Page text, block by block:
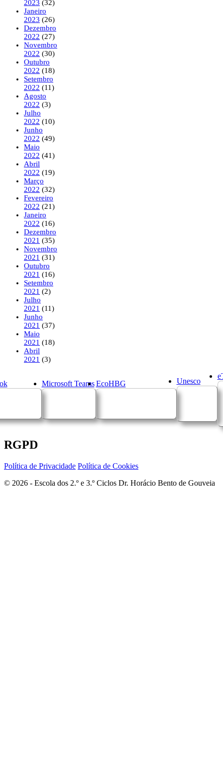
2023 (32)
Janeiro
2023 (26)
Dezembro
2022 (27)
Novembro
2022 (30)
Outubro
2022 (18)
Setembro
2022 (11)
Agosto
2022 (3)
Julho
2022 (10)
Junho
2022 (49)
Maio
2022 (41)
Abril
2022 (19)
Março
2022 (32)
Fevereiro
2022 (21)
Janeiro
2022 (16)
Dezembro
2021 (35)
Novembro
2021 (31)
Outubro
2021 (16)
Setembro
2021 (2)
Julho
2021 (11)
Junho
2021 (37)
Maio
2021 (18)
Abril
2021 (3)
Microsoft Teams EcoHBG Unesco
RGPD
Política de Privacidade Política de Cookies
© 2026 - Escola dos 2.º e 3.º Ciclos Dr. Horácio Bento de Gouveia